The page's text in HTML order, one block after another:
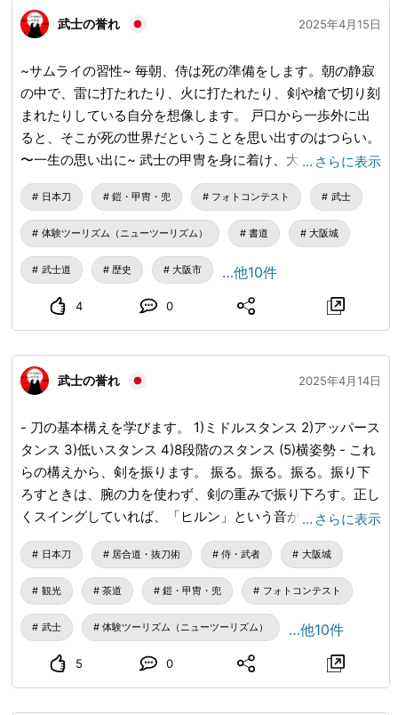
武士の誉れ 2025年4月15日
~サムライの習性~ 毎朝、侍は死の準備をします。朝の静寂
の中で、雷に打たれたり、火に打たれたり、剣や槍で切り刻
まれたりしている自分を想像します。 戸口から一歩外に出
ると、そこが死の世界だということを思い出すのはつらい。
〜一生の思い出に~ 武士の甲冑を身に着け、大阪城を背景に
写真を撮ることができるアクティビティの場合: ➤ライズプ
ラン ➤オナープラン ➤武士道プラン ツアーガイドの場合: ➤
聖地巡礼大阪城、玉造エリア、天王寺エリア
… さらに表示
日本刀 鎧・甲冑・兜 フォトコンテスト 武士
体験ツーリズム（ニューツーリズム） 書道 大阪城
武士道 歴史 大阪市 …他10件
4 0
武士の誉れ 2025年4月14日
- 刀の基本構えを学びます。 1)ミドルスタンス 2)アッパース
タンス 3)低いスタンス 4)8段階のスタンス (5)横姿勢 - これ
らの構えから、剣を振ります。 振る。振る。振る。振り下
ろすときは、腕の力を使わず、剣の重みで振り下ろす。正し
くスイングしていれば、「ヒルン」という音が聞こえるの
で、正しくスイングできているかどうかがわかります。 #刀
#侍刀 #武士道 #着物
… さらに表示
日本刀 居合道・抜刀術 侍・武者 大阪城
観光 茶道 鎧・甲冑・兜 フォトコンテスト
武士 体験ツーリズム（ニューツーリズム） …他10件
5 0